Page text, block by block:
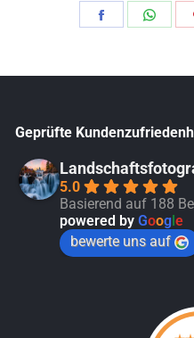
Teilen
Geprüfte
5.0
Basierend auf 188
powered by Google
bewerte uns auf